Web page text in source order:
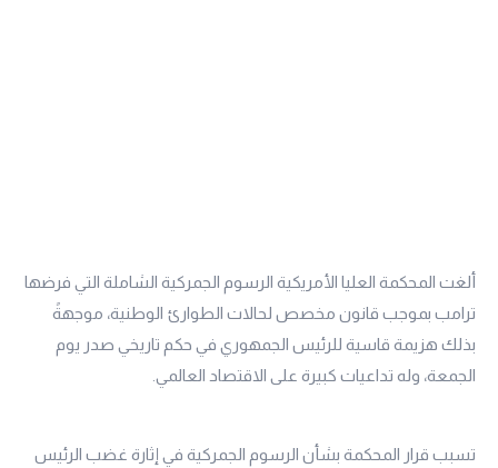
ألغت المحكمة العليا الأمريكية الرسوم الجمركية الشاملة التي فرضها
ترامب بموجب قانون مخصص لحالات الطوارئ الوطنية، موجهةً
بذلك هزيمة قاسية للرئيس الجمهوري في حكم تاريخي صدر يوم
الجمعة، وله تداعيات كبيرة على الاقتصاد العالمي.
تسبب قرار المحكمة بشأن الرسوم الجمركية في إثارة غضب الرئيس